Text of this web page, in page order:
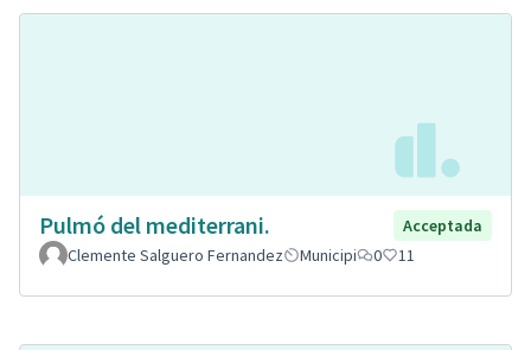
Pulmó del mediterrani.
Acceptada
Clemente Salguero Fernandez
Municipi 0 11